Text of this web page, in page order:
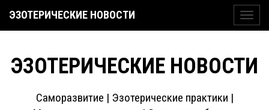
ЭЗОТЕРИЧЕСКИЕ НОВОСТИ
ЭЗОТЕРИЧЕСКИЕ НОВОСТИ
Саморазвитие | Эзотерические практики |